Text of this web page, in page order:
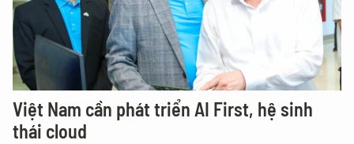
Việt Nam cần phát triển AI First, hệ sinh
thái cloud